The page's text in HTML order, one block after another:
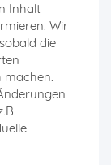
Inhalt
Wir
die
machen.